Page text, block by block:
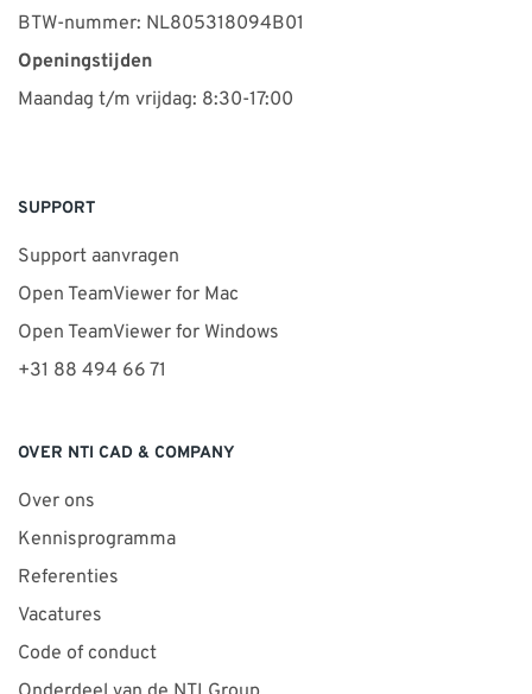
BTW-nummer: NL805318094B01
Openingstijden
Maandag t/m vrijdag: 8:30-17:00
SUPPORT
Support aanvragen
Open TeamViewer for Mac
Open TeamViewer for Windows
+31 88 494 66 71
OVER NTI CAD & COMPANY
Over ons
Kennisprogramma
Referenties
Vacatures
Code of conduct